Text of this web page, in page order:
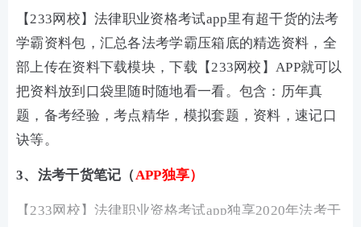
【233网校】法律职业资格考试app里有超干货的法考
学霸资料包，汇总各法考学霸压箱底的精选资料，全
部上传在资料下载模块，下载【233网校】APP就可以
把资料放到口袋里随时随地看一看。包含：历年真
题，备考经验，考点精华，模拟套题，资料，速记口
诀等。
3、法考干货笔记（APP独享）
【233网校】法律职业资格考试app独享2020年法考干